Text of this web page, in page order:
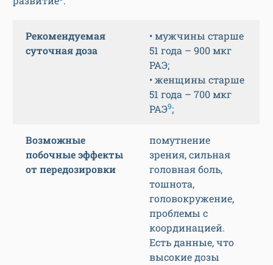
Рекомендуемая
суточная доза
• мужчины старше
51 года – 900 мкг
РАЭ;
• женщины старше
51 года – 700 мкг
РАЭ9;
Возможные
побочные эффекты
от передозировки
помутнение
зрения, сильная
головная боль,
тошнота,
головокружение,
проблемы с
координацией.
Есть данные, что
высокие дозы